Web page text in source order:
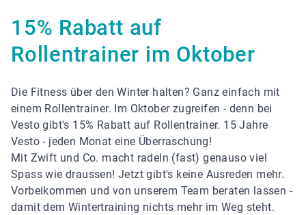
15% Rabatt auf
Rollentrainer im Oktober
Die Fitness über den Winter halten? Ganz einfach mit
einem Rollentrainer. Im Oktober zugreifen - denn bei
Vesto gibt's 15% Rabatt auf Rollentrainer. 15 Jahre
Vesto - jeden Monat eine Überraschung!
Mit Zwift und Co. macht radeln (fast) genauso viel
Spass wie draussen! Jetzt gibt's keine Ausreden mehr.
Vorbeikommen und von unserem Team beraten lassen -
damit dem Wintertraining nichts mehr im Weg steht.